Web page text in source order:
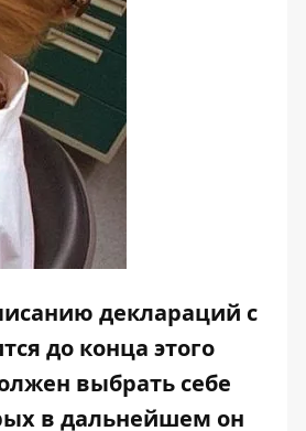
деклараций с
до конца этого
выбрать себе
в дальнейшем он